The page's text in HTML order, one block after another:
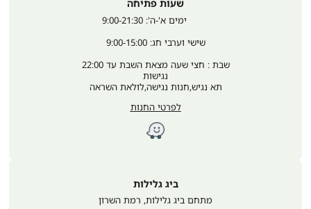
שעות פתיחה
שישי וערבי חג: 9:00-15:00
שבת : חצי שעה מצאת השבת עד 22:00
נגישות
תא נגיש,חנות נגישה,לולאת השראה
לפרטי החנות
ביג גלילות
מתחם ביג גלילות, רמת השרון